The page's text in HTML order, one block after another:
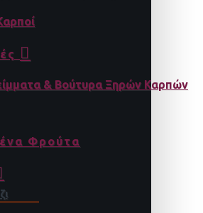
& Βούτυρα Ξηρών Καρπών
Φρούτα